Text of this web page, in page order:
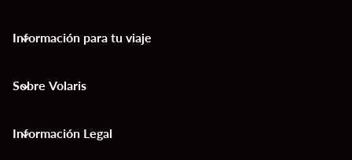
Información para tu viaje
keyboard_arrow_down
Sobre Volaris
keyboard_arrow_down
Información Legal
keyboard_arrow_down